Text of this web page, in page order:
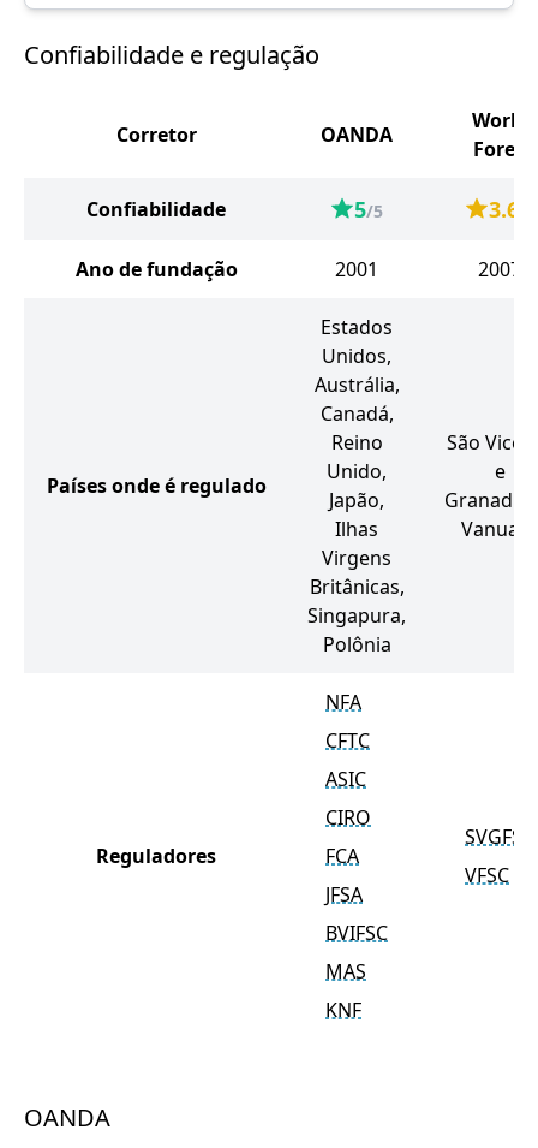
Confiabilidade e regulação
Corretor OANDA
World
Forex
Confiabilidade 5/5 3.6
Ano de fundação 2001 2007
Países onde é regulado
Estados
Unidos,
Austrália,
Canadá,
Reino
Unido,
Japão,
Ilhas
Virgens
Britânicas,
Singapura,
Polônia
São
e
Vanuatu
Reguladores
NFA
CFTC
ASIC
CIRO
FCA
JFSA
BVIFSC
MAS
KNF
SVGFSA
VFSC
OANDA